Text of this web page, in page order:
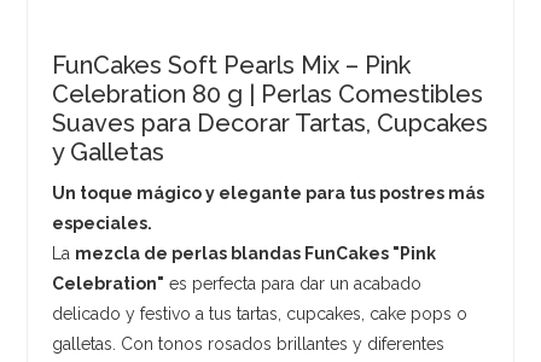
FunCakes Soft Pearls Mix – Pink
Celebration 80 g | Perlas Comestibles
Suaves para Decorar Tartas, Cupcakes
y Galletas
Un toque mágico y elegante para tus postres más
especiales.
La mezcla de perlas blandas FunCakes "Pink
Celebration" es perfecta para dar un acabado
delicado y festivo a tus tartas, cupcakes, cake pops o
galletas. Con tonos rosados brillantes y diferentes